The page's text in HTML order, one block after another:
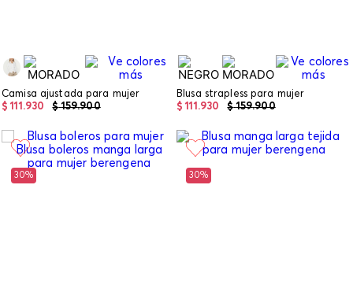
Camisa ajustada para mujer
$ 159.900
$ 111 .930
Blusa strapless para mujer
$ 159.900
$ 111 .930
30% 30%